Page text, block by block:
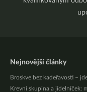
Nejnovější články
Broskve bez kadeřavosti –
Krevní skupina a jídelníček: